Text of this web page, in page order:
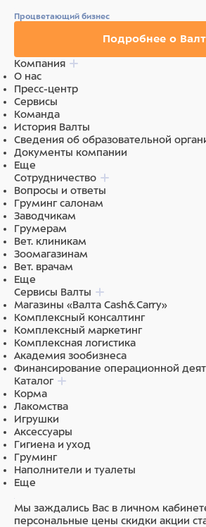
Процветающий бизнес
Подробнее о
Компания
О нас
Пресс-центр
Сервисы
Команда
История Валты
Сведения об образовательной
Документы компании
Еще
Сотрудничество
Вопросы и ответы
Груминг салонам
Заводчикам
Грумерам
Вет. клиникам
Зоомагазинам
Вет. врачам
Еще
Сервисы Валты
Магазины «Валта Cash&Carry»
Комплексный консалтинг
Комплексный маркетинг
Комплексная логистика
Академия зообизнеса
Финансирование операционной
Каталог
Корма
Лакомства
Игрушки
Аксессуары
Гигиена и уход
Груминг
Наполнители и туалеты
Еще
Мы заждались Вас в личном
персональные цены скидки акции